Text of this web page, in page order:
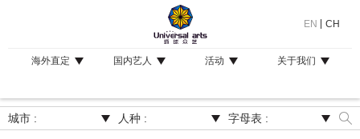
EN CH
海外直定 国内艺人 活动 关于我们
城市 : 人种 : 字母表 :